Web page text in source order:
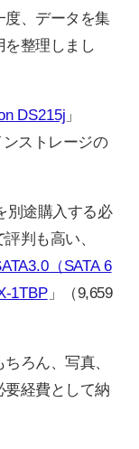
度、データを集
を整理しまし
DS215j 」
ンストレージの
別途購入する必
判も高い、
（SATA 6
1TBP」（9,659
ろん、写真、
要経費として納